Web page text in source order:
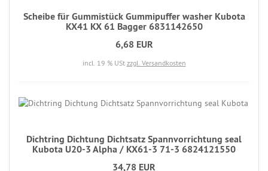
Scheibe für Gummistück Gummipuffer washer Kubota
KX41 KX 61 Bagger 6831142650
6,68 EUR
incl. 19 % USt zzgl. Versandkosten
Dichtring Dichtung Dichtsatz Spannvorrichtung seal
Kubota U20-3 Alpha / KX61-3 71-3 6824121550
34,78 EUR